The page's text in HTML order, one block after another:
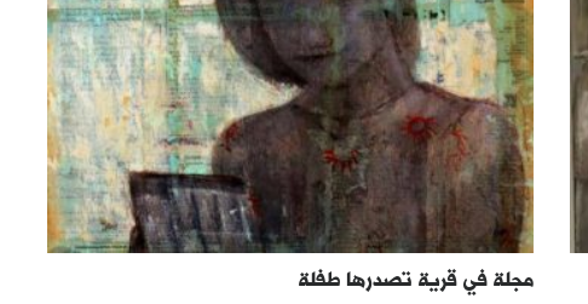
مجلة في قرية تصدرها طفلة